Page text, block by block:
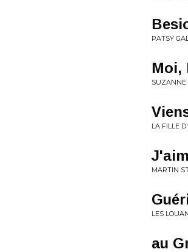
PATSY
Moi,
SUZANNE
LA FILLE
MARTIN
LES
au